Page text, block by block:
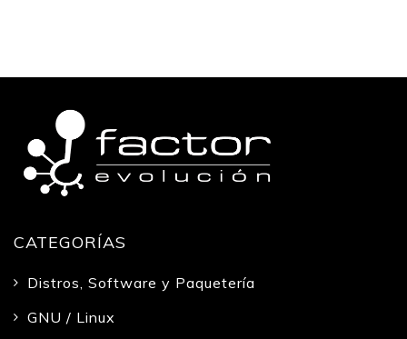
CATEGORÍAS
Distros, Software y Paquetería
GNU / Linux